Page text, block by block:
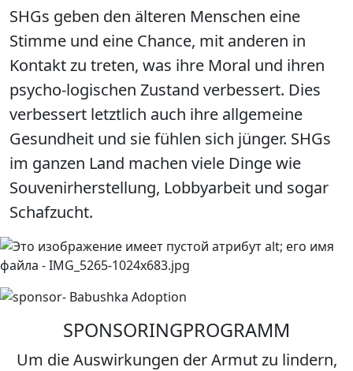
SHGs geben den älteren Menschen eine
Stimme und eine Chance, mit anderen in
Kontakt zu treten, was ihre Moral und ihren
psycho-logischen Zustand verbessert. Dies
verbessert letztlich auch ihre allgemeine
Gesundheit und sie fühlen sich jünger. SHGs
im ganzen Land machen viele Dinge wie
Souvenirherstellung, Lobbyarbeit und sogar
Schafzucht.
SPONSORINGPROGRAMM
Um die Auswirkungen der Armut zu lindern,